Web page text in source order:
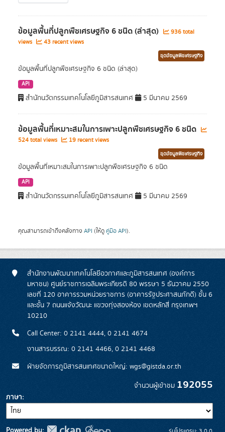
ข้อมูลพื้นที่ปลูกพืชเศรษฐกิจ 6 ชนิด (ล่าสุด)
936 total
views
43 recent views
ชุดข้อมูลพืชเศรษฐกิจ
ข้อมูลพื้นที่ปลูกพืชเศรษฐกิจ 6 ชนิด (ล่าสุด)
API
สำนักนวัตกรรมเทคโนโลยีภูมิสารสนเทศ 5 มีนาคม 2569
ข้อมูลพื้นที่เหมาะสมในการเพาะปลูกพืชเศรษฐกิจ 6 ชนิด
524 total views 19 recent views
ชุดข้อมูลพืชเศรษฐกิจ
ข้อมูลพื้นที่เหมาะสมในการเพาะปลูกพืชเศรษฐกิจ 6 ชนิด
API
สำนักนวัตกรรมเทคโนโลยีภูมิสารสนเทศ 5 มีนาคม 2569
คุณสามารถเข้าถึงคลังทาง API (ให้ดู คู่มือ API).
สำนักงานพัฒนาเทคโนโลยีอวกาศและภูมิสารสนเทศ (องค์การ
มหาชน) ศูนย์ราชการเฉลิมพระเกียรติ 80 พรรษา 5 ธันวาคม 2550
เลขที่ 120 อาคารรวมหน่วยราชการ (อาคารรัฐประศาสนภักดี) ชั้น 6
และชั้น 7 ถนนแจ้งวัฒนะ แขวงทุ่งสองห้อง เขตหลักสี่ กรุงเทพฯ
10210
Call Center: 0 2141 4444, 0 2141 4674
งานสารบรรณ: 0 2141 4466, 0 2141 4468
ฝ่ายจัดการภูมิสารสนเทศขนาดใหญ่: wgs@gistda.or.th
จำนวนผู้เข้าชม 192055
ภาษา